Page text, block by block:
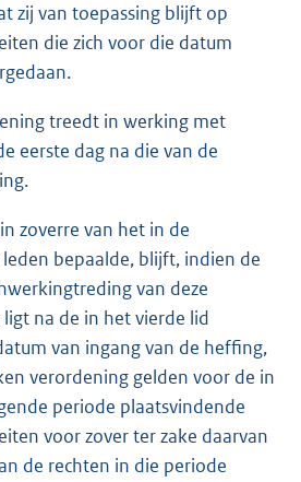
zij van toepassing blijft op
die zich voor die datum
treedt in werking met
eerste dag na die van de
zoverre van het in de
bepaalde, blijft, indien de
van deze
na de in het vierde lid
van ingang van de heffing,
verordening gelden voor de in
periode plaatsvindende
voor zover ter zake daarvan
de rechten in die periode